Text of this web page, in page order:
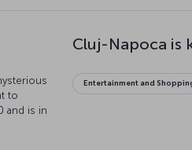
to
and is in
to
Cluj-Napoca is
Entertainment and